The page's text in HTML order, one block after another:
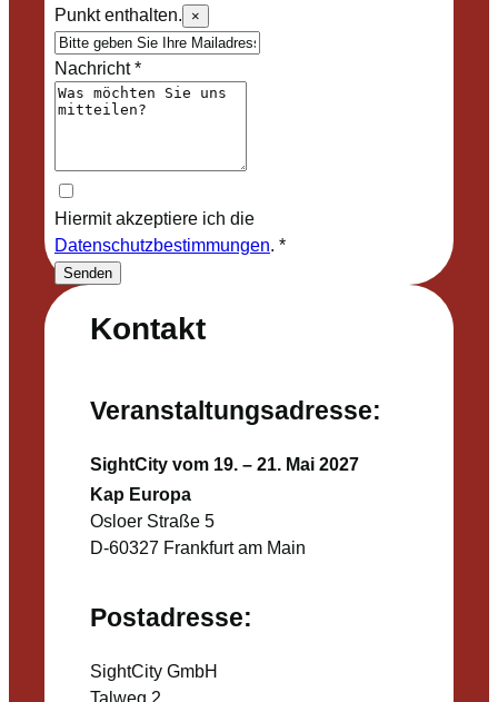
Kontakt
Veranstaltungsadresse:
SightCity vom 19. – 21. Mai 2027
Kap Europa
Osloer Straße 5
D-60327 Frankfurt am Main
Postadresse:
SightCity GmbH
Talweg 2
Punkt enthalten.
×
Nachricht*
Hiermit akzeptiere ich die
Datenschutzbestimmungen. *
Senden